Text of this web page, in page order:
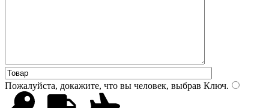
Пожалуйста, докажите, что вы человек, выбрав Ключ.